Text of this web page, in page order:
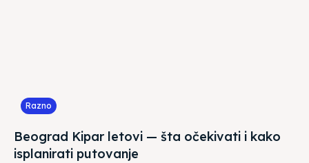
Razno
Beograd Kipar letovi — šta očekivati i kako
isplanirati putovanje